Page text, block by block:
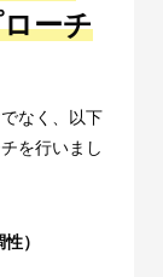
ーチ
なく、以下
を行いまし
）